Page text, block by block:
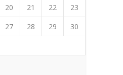
20 21 22
23
27 28 29
30